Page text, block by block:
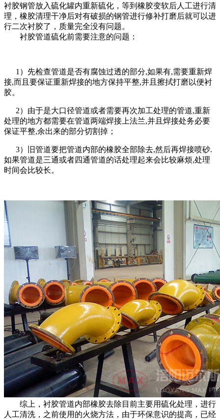
衬胶钢管放入硫化罐内重新硫化，等到橡胶变软后人工进行清
理，橡胶清理干净后对有破损的钢管进行修补打磨后就可以进
行二次衬胶了，质量完全没有问题。
衬胶管道硫化前需要注意的问题：
1）先检查管道是否有腐蚀过透的部分,如果有,需要重新焊
接,而且要保证重新焊接的地方保持平整,并且擦拭打磨以便衬
胶。
2）由于是大口径管道或者需要再次加工处理的管道,重新
处理的地方都需要在管道两端焊接上法兰,并且焊接处务必要
保证平整,余出来的部分切割掉；
3）旧管道要把管道内部的橡胶全部除去,然后再焊接喷砂.
如果管道是三通或者四通管道的话处理起来会比较麻烦,处理
时间会比较长。
综上，衬胶管道内部橡胶去除目前主要用硫化处理，进行
人工清洗，之前使用的火烧方法，由于环保意识的提高，已经